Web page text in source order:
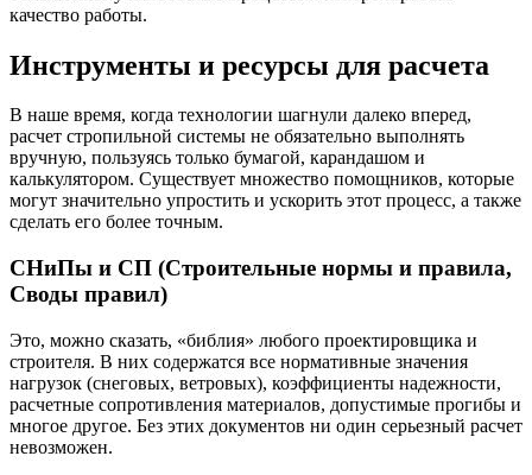
качество работы.
Инструменты и ресурсы для расчета
В наше время, когда технологии шагнули далеко вперед,
расчет стропильной системы не обязательно выполнять
вручную, пользуясь только бумагой, карандашом и
калькулятором. Существует множество помощников, которые
могут значительно упростить и ускорить этот процесс, а также
сделать его более точным.
СНиПы и СП (Строительные нормы и правила,
Своды правил)
Это, можно сказать, «библия» любого проектировщика и
строителя. В них содержатся все нормативные значения
нагрузок (снеговых, ветровых), коэффициенты надежности,
расчетные сопротивления материалов, допустимые прогибы и
многое другое. Без этих документов ни один серьезный расчет
невозможен.